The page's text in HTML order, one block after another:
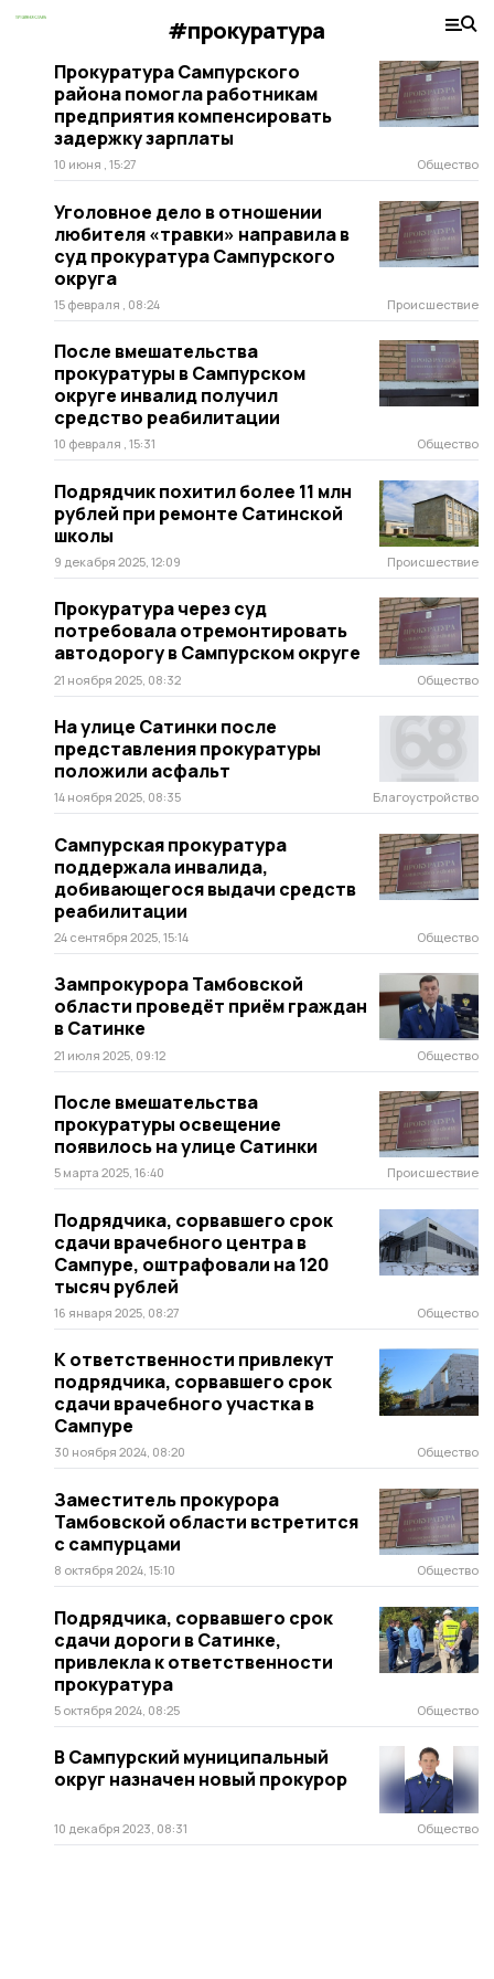
#прокуратура
Прокуратура Сампурского
района помогла работникам
предприятия компенсировать
задержку зарплаты
10 июня , 15:27 Общество
Уголовное дело в отношении
любителя «травки» направила в
суд прокуратура Сампурского
округа
15 февраля , 08:24 Происшествие
После вмешательства
прокуратуры в Сампурском
округе инвалид получил
средство реабилитации
10 февраля , 15:31 Общество
Подрядчик похитил более 11 млн
рублей при ремонте Сатинской
школы
9 декабря 2025, 12:09 Происшествие
Прокуратура через суд
потребовала отремонтировать
автодорогу в Сампурском округе
21 ноября 2025, 08:32 Общество
На улице Сатинки после
представления прокуратуры
положили асфальт
14 ноября 2025, 08:35 Благоустройство
Сампурская прокуратура
поддержала инвалида,
добивающегося выдачи средств
реабилитации
24 сентября 2025, 15:14 Общество
Зампрокурора Тамбовской
области проведёт приём граждан
в Сатинке
21 июля 2025, 09:12 Общество
После вмешательства
прокуратуры освещение
появилось на улице Сатинки
5 марта 2025, 16:40 Происшествие
Подрядчика, сорвавшего срок
сдачи врачебного центра в
Сампуре, оштрафовали на 120
тысяч рублей
16 января 2025, 08:27 Общество
К ответственности привлекут
подрядчика, сорвавшего срок
сдачи врачебного участка в
Сампуре
30 ноября 2024, 08:20 Общество
Заместитель прокурора
Тамбовской области встретится
с сампурцами
8 октября 2024, 15:10 Общество
Подрядчика, сорвавшего срок
сдачи дороги в Сатинке,
привлекла к ответственности
прокуратура
5 октября 2024, 08:25 Общество
В Сампурский муниципальный
округ назначен новый прокурор
10 декабря 2023, 08:31 Общество